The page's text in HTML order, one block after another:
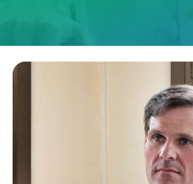
Imprensa
Contatos